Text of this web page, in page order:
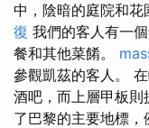
中，陰暗的庭院和花
復 我們的客人有一
餐和其他菜餚。
參觀凱茲的客人。
酒吧，而上層甲板則
了巴黎的主要地標